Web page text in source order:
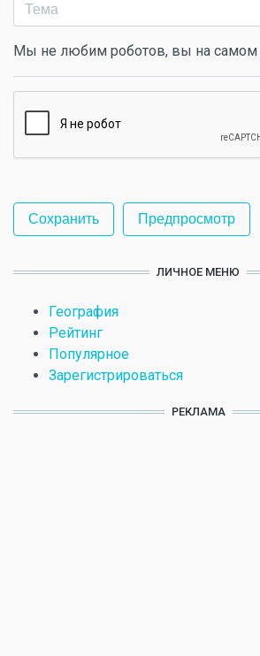
Мы не любим роботов, вы на самом
ЛИЧНОЕ МЕНЮ
География
Рейтинг
Популярное
Зарегистрироваться
РЕКЛАМА